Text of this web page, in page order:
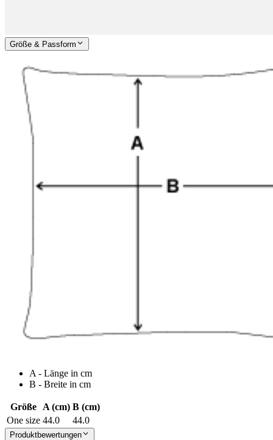
Größe & Passform
A - Länge in cm
B - Breite in cm
Größe A (cm) B (cm)
One size 44.0 44.0
Produktbewertungen